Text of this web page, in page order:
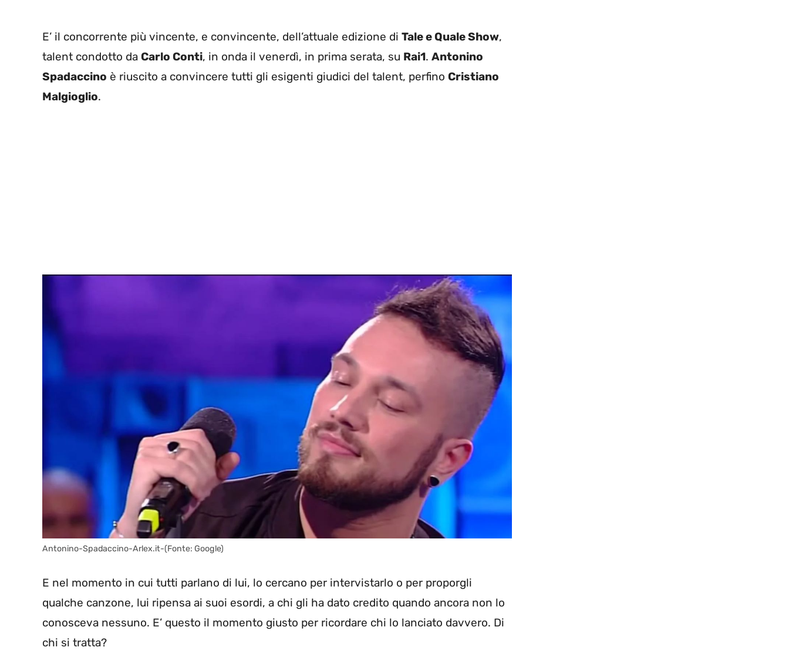
E’ il concorrente più vincente, e convincente, dell’attuale edizione di Tale e Quale Show,
talent condotto da Carlo Conti, in onda il venerdì, in prima serata, su Rai1. Antonino
Spadaccino è riuscito a convincere tutti gli esigenti giudici del talent, perfino Cristiano
Malgioglio.
Antonino-Spadaccino-Arlex.it-(Fonte: Google)
E nel momento in cui tutti parlano di lui, lo cercano per intervistarlo o per proporgli
qualche canzone, lui ripensa ai suoi esordi, a chi gli ha dato credito quando ancora non lo
conosceva nessuno. E’ questo il momento giusto per ricordare chi lo lanciato davvero. Di
chi si tratta?